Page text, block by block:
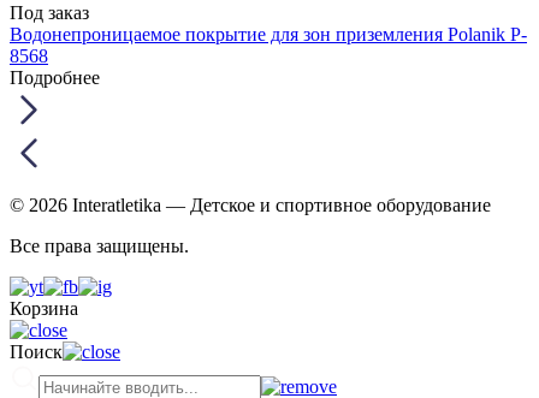
Под заказ
Водонепроницаемое покрытие для зон приземления Polanik P-
8568
Подробнее
© 2026 Interatletika — Детское и спортивное оборудование
Все права защищены.
Корзина
Поиск